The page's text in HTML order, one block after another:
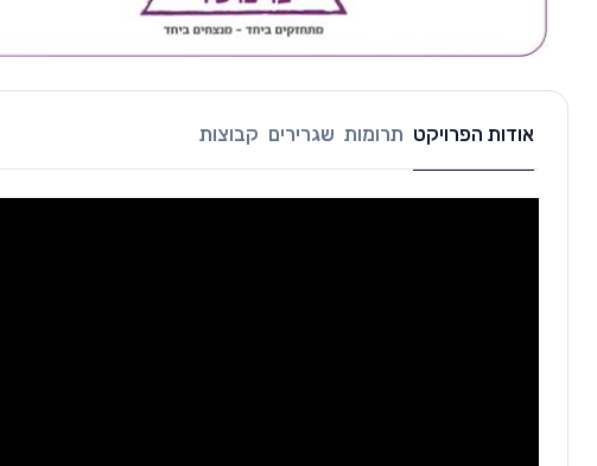
אודות הפרויקט תרומות שגרירים קבוצות